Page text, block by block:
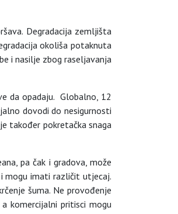
Degradacija zemljišta
okoliša potaknuta
i nasilje zbog raseljavanja
da opadaju. Globalno, 12
dovodi do nesigurnosti
također pokretačka snaga
pa čak i gradova, može
mogu imati različit utjecaj.
šuma. Ne provođenje
komercijalni pritisci mogu